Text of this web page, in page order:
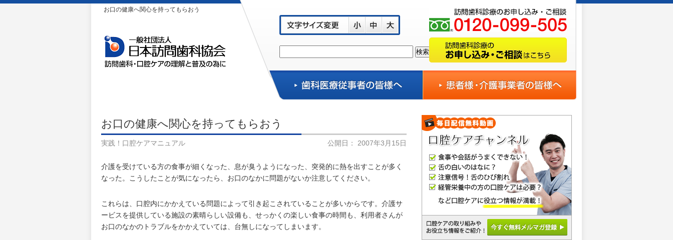
お口の健康へ関心を持ってもらおう
お口の健康へ関心を持ってもらおう
実践！口腔ケアマニュアル 公開日： 2007年3月15日
介護を受けている方の食事が細くなった、息が臭うようになった、突発的に熱を出すことが多く
なった。こうしたことが気になったら、お口のなかに問題がないか注意してください。
これらは、口腔内にかかえている問題によって引き起こされていることが多いからです。介護サ
ービスを提供している施設の素晴らしい設備も、せっかくの楽しい食事の時間も、利用者さんが
お口のなかのトラブルをかかえていては、台無しになってしまいます。